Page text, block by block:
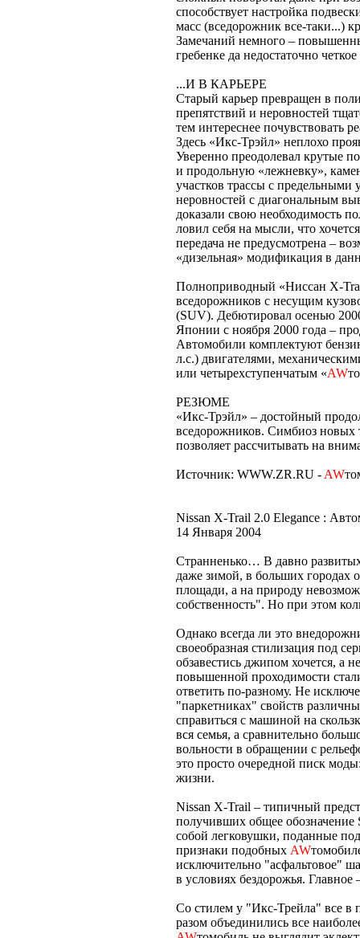
способствует настройка
масс (вседорожник все-таки...)
Замечаний немного –
гребенке да недостаточно
...И В КАРЬЕРЕ
Старый карьер превращен в
препятствий и неровностей
тем интереснее почувствовать
Здесь «Икс-Трэйл» неплохо
Уверенно преодолевал крутые
и продольную «лежневку»,
участков трассы с предельными
неровностей с диагональным
доказали свою необходимость
ловил себя на мысли, что
передача не предусмотрена –
«дизельная» модификация в
Полноприводный «Ниссан Х-
вседорожников с несущим
(SUV). Дебютировал осенью
Японии с ноября 2000 года –
Автомобили комплектуют
л.с.) двигателями,
или четырехступенчатым «AW
РЕЗЮМЕ
«Икс-Трэйл» – достойный
вседорожников. Симбиоз новых
позволяет рассчитывать на
Источник: WWW.ZR.RU - AW
Nissan X-Trail 2.0 Elegance :
14 Января 2004
Странненько… В давно
даже зимой, в больших городах
площади, а на природу
собственность". Но при этом
Однако всегда ли это
своеобразная стилизация под
обзавестись джипом хочется, а
повышенной проходимости
ответить по-разному. Не
"паркетниках" свойств
справиться с машиной на
вся семья, а сравнительно
вольности в обращении с
это просто очередной писк
жизни.
Nissan X-Trail – типичный
получивших общее
собой легковушки, поданные
признаки подобных AW
исключительно "асфальтовое"
в условиях бездорожья. Главное
Со стилем у "Икс-Трейла" все в
разом объединились все